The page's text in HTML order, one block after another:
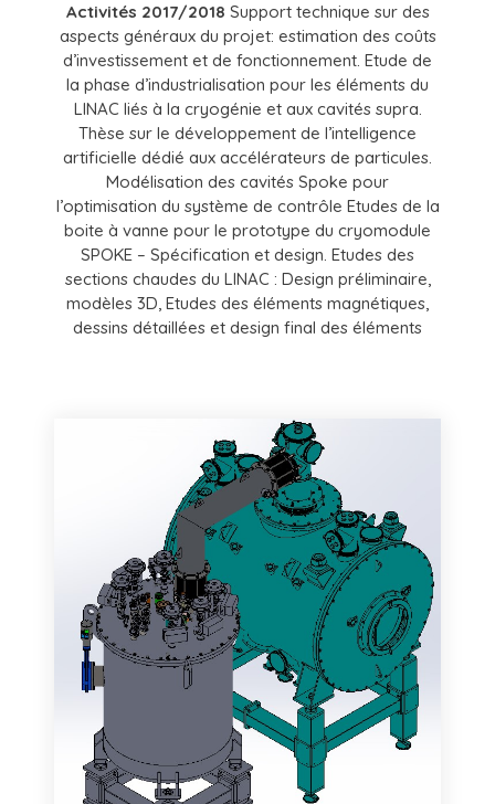
Activités 2017/2018 Support technique sur des
aspects généraux du projet: estimation des coûts
d’investissement et de fonctionnement. Etude de
la phase d’industrialisation pour les éléments du
LINAC liés à la cryogénie et aux cavités supra.
Thèse sur le développement de l’intelligence
artificielle dédié aux accélérateurs de particules.
Modélisation des cavités Spoke pour
l’optimisation du système de contrôle Etudes de la
boite à vanne pour le prototype du cryomodule
SPOKE – Spécification et design. Etudes des
sections chaudes du LINAC : Design préliminaire,
modèles 3D, Etudes des éléments magnétiques,
dessins détaillées et design final des éléments